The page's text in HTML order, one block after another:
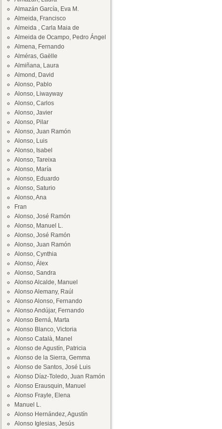
Almazán García, Eva M.
Almeida, Francisco
Almeida , Carla Maia de
Almeida de Ocampo, Pedro Ángel
Almena, Fernando
Alméras, Gaëlle
Almiñana, Laura
Almond, David
Alonso, Pablo
Alonso, Liwayway
Alonso, Carlos
Alonso, Javier
Alonso, Pilar
Alonso, Juan Ramón
Alonso, Luis
Alonso, Isabel
Alonso, Tareixa
Alonso, María
Alonso, Eduardo
Alonso, Saturio
Alonso, Ana
Fran
Alonso, José Ramón
Alonso, Manuel L.
Alonso, José Ramón
Alonso, Juan Ramón
Alonso, Cynthia
Alonso, Álex
Alonso, Sandra
Alonso Alcalde, Manuel
Alonso Alemany, Raúl
Alonso Alonso, Fernando
Alonso Andújar, Fernando
Alonso Berná, Marta
Alonso Blanco, Victoria
Alonso Català, Manel
Alonso de Agustín, Patricia
Alonso de la Sierra, Gemma
Alonso de Santos, José Luis
Alonso Díaz-Toledo, Juan Ramón
Alonso Erausquin, Manuel
Alonso Frayle, Elena
Manuel L.
Alonso Hernández, Agustín
Alonso Iglesias, Jesús